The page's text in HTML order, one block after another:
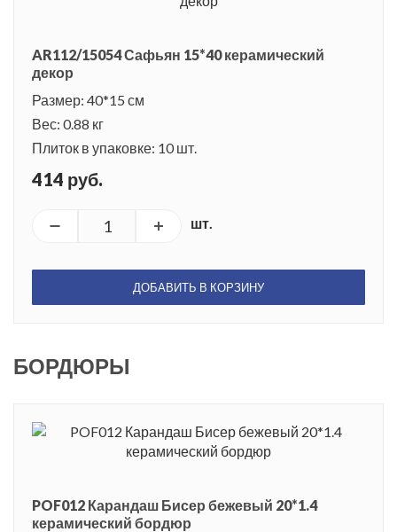
AR112/15054 Сафьян 15*40 керамический
декор
Размер: 40*15 см
Вес: 0.88 кг
Плиток в упаковке: 10 шт.
414 руб.
шт.
ДОБАВИТЬ В КОРЗИНУ
БОРДЮРЫ
POF012 Карандаш Бисер бежевый 20*1.4
керамический бордюр